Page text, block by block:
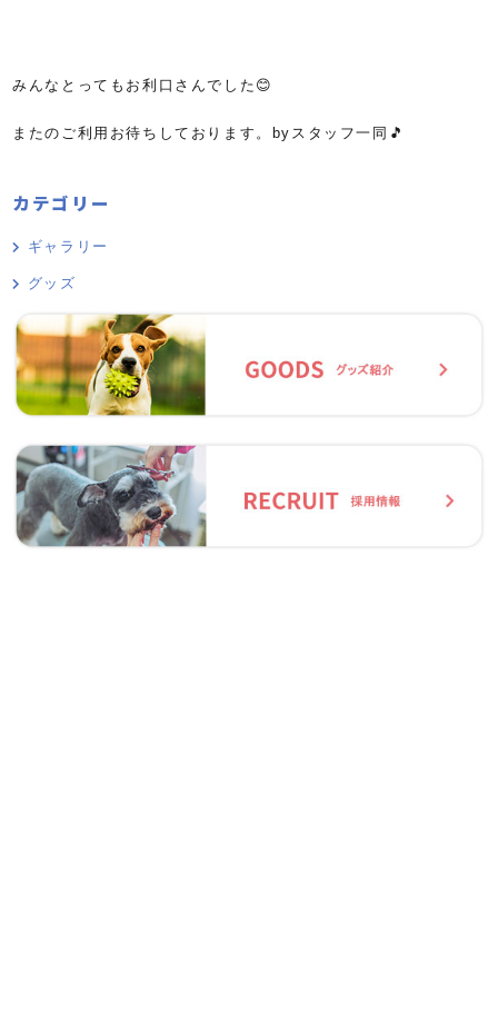
みんなとってもお利口さんでした😊
またのご利用お待ちしております。byスタッフ一同🎵
カテゴリー
ギャラリー
グッズ